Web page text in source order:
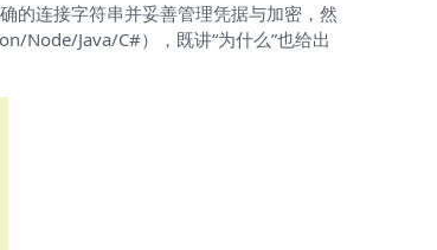
的连接字符串并妥善管理凭据与加密，然
Node/Java/C#），既讲“为什么”也给出